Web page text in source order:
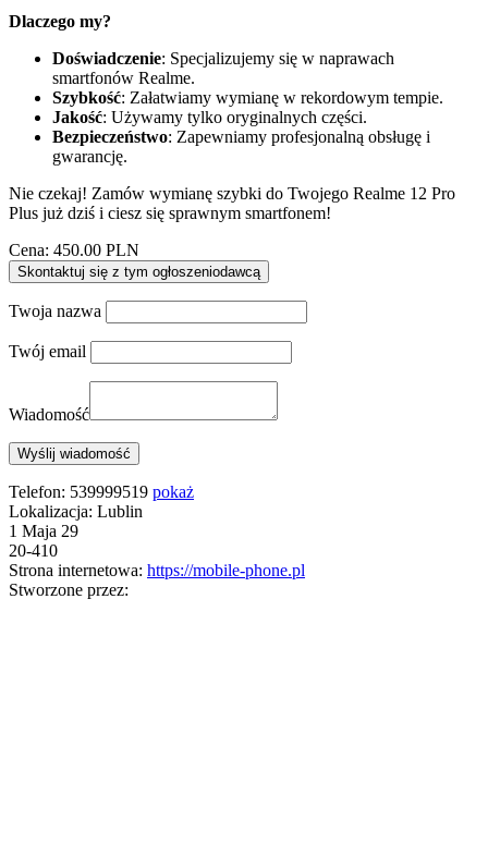
Dlaczego my?
Doświadczenie: Specjalizujemy się w naprawach
smartfonów Realme.
Szybkość: Załatwiamy wymianę w rekordowym tempie.
Jakość: Używamy tylko oryginalnych części.
Bezpieczeństwo: Zapewniamy profesjonalną obsługę i
gwarancję.
Nie czekaj! Zamów wymianę szybki do Twojego Realme 12 Pro
Plus już dziś i ciesz się sprawnym smartfonem!
Cena: 450.00 PLN
Skontaktuj się z tym ogłoszeniodawcą
Twoja nazwa
Twój email
Wiadomość
Telefon: 539999519 pokaż
Lokalizacja: Lublin
1 Maja 29
20-410
Strona internetowa: https://mobile-phone.pl
Stworzone przez: